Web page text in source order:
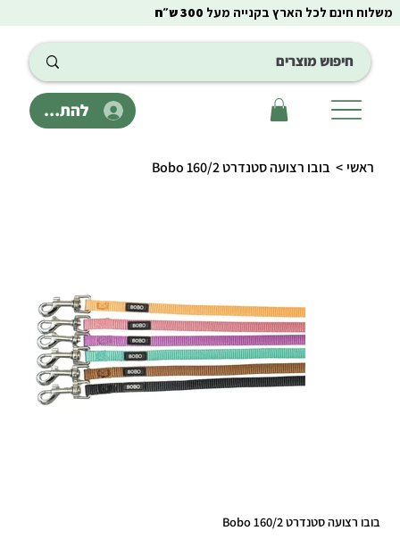
להתחבר
משלוח חינם לכל הארץ בקנייה מעל 300 ש״ח
ראשי > בובו רצועה סטנדרט 160/2 Bobo
בובו רצועה סטנדרט 160/2 Bobo